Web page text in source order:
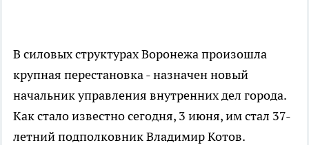
В силовых структурах Воронежа произошла
крупная перестановка - назначен новый
начальник управления внутренних дел города.
Как стало известно сегодня, 3 июня, им стал 37-
летний подполковник Владимир Котов.